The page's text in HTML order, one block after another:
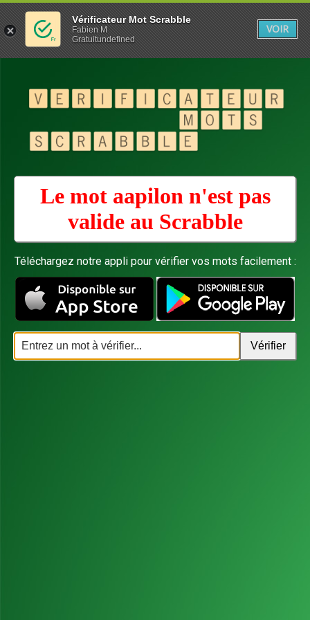
Le mot aapilon n'est pas
valide au Scrabble
Téléchargez notre appli pour vérifier vos mots facilement :
Vérificateur Mot Scrabble
Fabien M
Gratuitundefined
VOIR